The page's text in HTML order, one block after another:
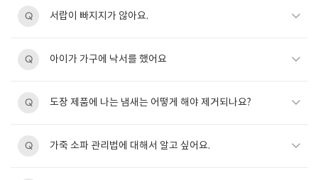
Q 서랍이 빠지지가 않아요.
Q 아이가 가구에 낙서를 했어요
Q 도장 제품에 나는 냄새는 어떻게 해야 제거되나요?
Q 가죽 소파 관리법에 대해서 알고 싶어요.